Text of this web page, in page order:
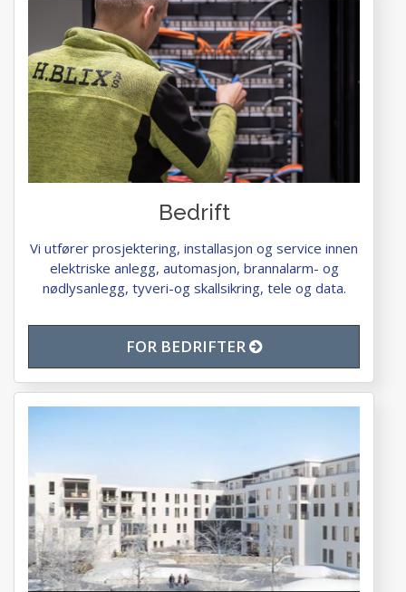
Bedrift
Vi utfører prosjektering, installasjon og service innen
elektriske anlegg, automasjon, brannalarm- og
nødlysanlegg, tyveri-og skallsikring, tele og data.
FOR BEDRIFTER